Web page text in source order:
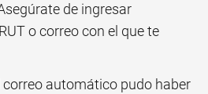
de ingresar
o correo con el que te
correo automático pudo haber